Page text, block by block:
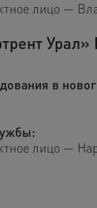
лицо —
Урал»
в
лицо —